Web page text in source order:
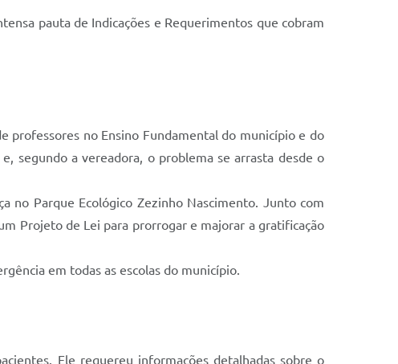
pauta de Indicações e Requerimentos que cobram
professores no Ensino Fundamental do município e do
segundo a vereadora, o problema se arrasta desde o
no Parque Ecológico Zezinho Nascimento. Junto com
Projeto de Lei para prorrogar e majorar a gratificação
em todas as escolas do município.
Ele requereu informações detalhadas sobre o